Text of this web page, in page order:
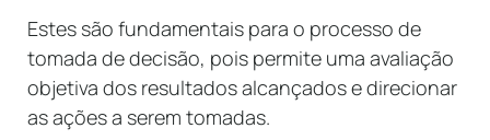
Estes são fundamentais para o processo de
tomada de decisão, pois permite uma avaliação
objetiva dos resultados alcançados e direcionar
as ações a serem tomadas.